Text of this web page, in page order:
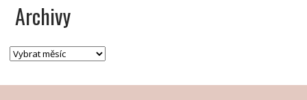
Archivy